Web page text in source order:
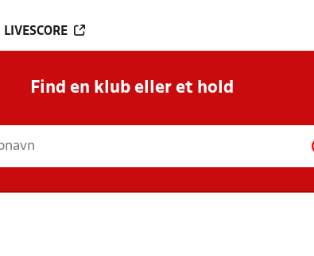
LIVESCORE
Find en klub eller et hold